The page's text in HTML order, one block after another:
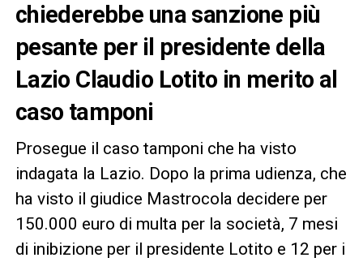
chiederebbe una sanzione più
pesante per il presidente della
Lazio Claudio Lotito in merito al
caso tamponi
Prosegue il caso tamponi che ha visto
indagata la Lazio. Dopo la prima udienza, che
ha visto il giudice Mastrocola decidere per
150.000 euro di multa per la società, 7 mesi
di inibizione per il presidente Lotito e 12 per i